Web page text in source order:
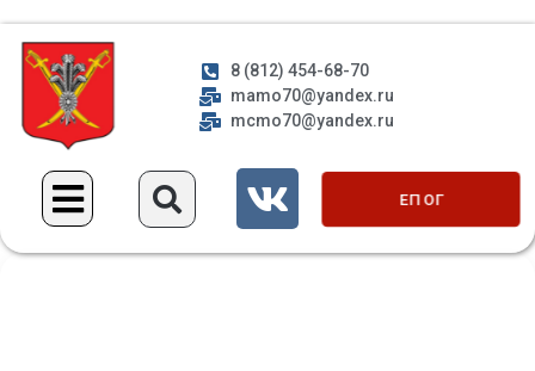
8 (812) 454-68-70
mamo70@yandex.ru
mcmo70@yandex.ru
ЕП ОГ